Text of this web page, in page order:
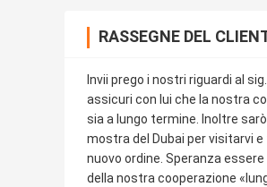
RASSEGNE DEL
Invii prego i nostri riguardi al sig.
assicuri con lui che la nostra
sia a lungo termine. Inoltre
mostra del Dubai per visitarvi e
nuovo ordine. Speranza essere
della nostra cooperazione